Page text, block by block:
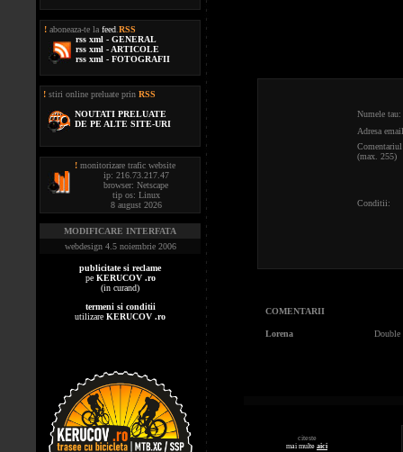
! aboneaza-te la feed RSS
rss xml - GENERAL
rss xml - ARTICOLE
rss xml - FOTOGRAFII
! stiri online preluate prin RSS
NOUTATI PRELUATE
DE PE ALTE SITE-URI
! monitorizare trafic website
ip: 216.73.217.47
browser: Netscape
tip os: Linux
8 august 2026
MODIFICARE INTERFATA
webdesign 4.5 noiembrie 2006
publicitate si reclame
pe KERUCOV .ro
(in curand)
termeni si conditii
utilizare KERUCOV .ro
Numele tau:
Adresa
(max. 255)
Conditii:
COMENTARII
Lorena
citeste
mai multe aici